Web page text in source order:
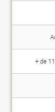
+ de